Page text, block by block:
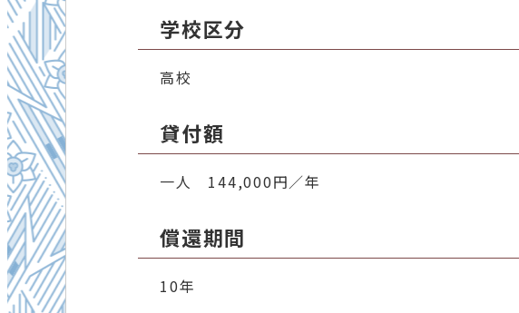
学校区分
高校
貸付額
一人 144,000円／年
償還期間
10年